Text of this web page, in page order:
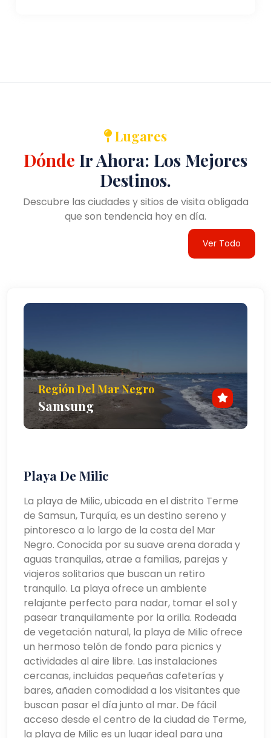
Lugares
Dónde Ir Ahora: Los Mejores
Destinos.
Descubre las ciudades y sitios de visita obligada
que son tendencia hoy en día.
Ver Todo
Región Del Mar Negro
Samsung
Playa De Milic
La playa de Milic, ubicada en el distrito Terme
de Samsun, Turquía, es un destino sereno y
pintoresco a lo largo de la costa del Mar
Negro. Conocida por su suave arena dorada y
aguas tranquilas, atrae a familias, parejas y
viajeros solitarios que buscan un retiro
tranquilo. La playa ofrece un ambiente
relajante perfecto para nadar, tomar el sol y
pasear tranquilamente por la orilla. Rodeada
de vegetación natural, la playa de Milic ofrece
un hermoso telón de fondo para picnics y
actividades al aire libre. Las instalaciones
cercanas, incluidas pequeñas cafeterías y
bares, añaden comodidad a los visitantes que
buscan pasar el día junto al mar. De fácil
acceso desde el centro de la ciudad de Terme,
la playa de Milic es un lugar ideal para una